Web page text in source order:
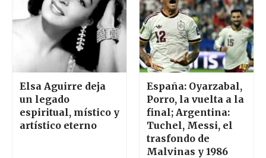
Elsa Aguirre deja
un legado
espiritual, místico y
artístico eterno
España: Oyarzabal,
Porro, la vuelta a la
final; Argentina:
Tuchel, Messi, el
trasfondo de
Malvinas y 1986